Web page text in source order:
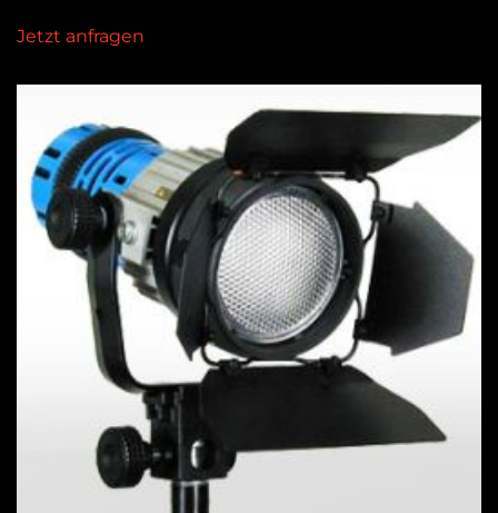
Jetzt anfragen